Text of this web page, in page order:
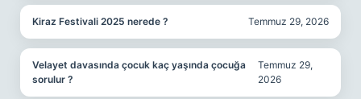
Kiraz Festivali 2025 nerede ? Temmuz 29, 2026
Velayet davasında çocuk kaç yaşında çocuğa
sorulur ?
Temmuz 29,
2026